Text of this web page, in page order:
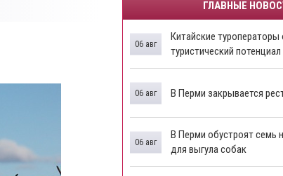
ГЛАВНЫЕ
Китайские туроператоры
туристический
06 авг
В Перми закрывается
06 авг
​В Перми обустроят семь
для выгула собак
06 авг